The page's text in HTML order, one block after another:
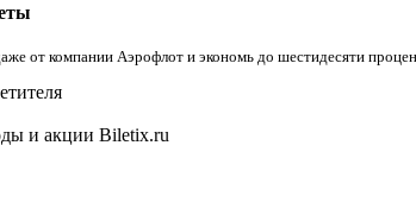
от компании Аэрофлот и экономь до шестидесяти